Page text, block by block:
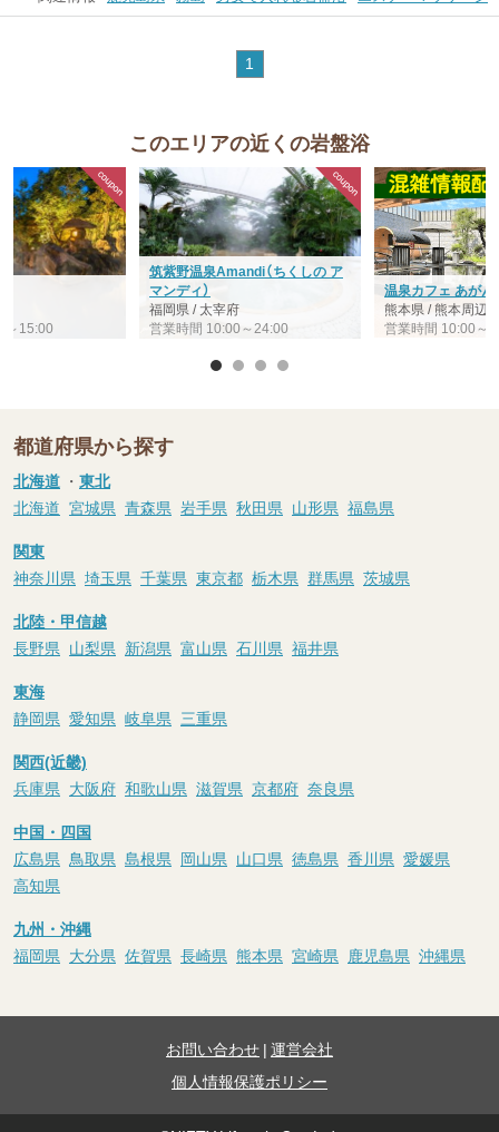
1
このエリアの近くの岩盤浴
～15:00
筑紫野温泉Amandi（ちくしの ア
マンディ）
福岡県 / 太宰府
営業時間 10:00～24:00
温泉カフェ あがん
熊本県 / 熊本周辺
営業時間 10:00～
都道府県から探す
北海道 ・ 東北
北海道 宮城県 青森県 岩手県 秋田県 山形県 福島県
関東
神奈川県 埼玉県 千葉県 東京都 栃木県 群馬県 茨城県
北陸・甲信越
長野県 山梨県 新潟県 富山県 石川県 福井県
東海
静岡県 愛知県 岐阜県 三重県
関西(近畿)
兵庫県 大阪府 和歌山県 滋賀県 京都府 奈良県
中国・四国
広島県 鳥取県 島根県 岡山県 山口県 徳島県 香川県 愛媛県
高知県
九州・沖縄
福岡県 大分県 佐賀県 長崎県 熊本県 宮崎県 鹿児島県 沖縄県
お問い合わせ | 運営会社
個人情報保護ポリシー